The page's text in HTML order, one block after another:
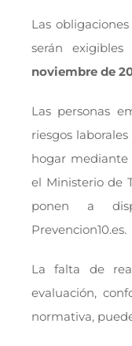
Las
serán exigibles
noviembre de
Las personas
riesgos
hogar mediante
el Ministerio de
ponen a
Prevencion10.es.
La falta de
evaluación,
normativa,